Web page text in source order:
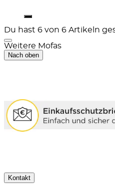
Du hast 6 von 6 Artikeln
Weitere Mofas
Nach oben
Kontakt